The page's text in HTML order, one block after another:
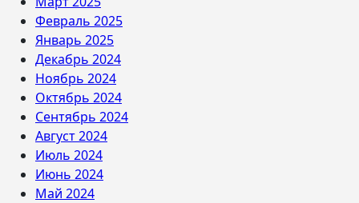
Февраль 2025
Январь 2025
Декабрь 2024
Ноябрь 2024
Октябрь 2024
Сентябрь 2024
Август 2024
Июль 2024
Июнь 2024
Май 2024